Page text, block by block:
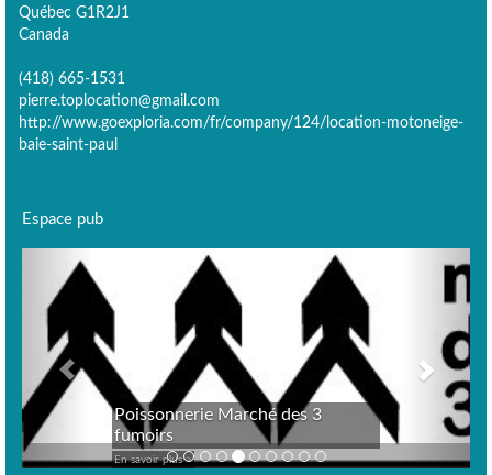
Québec G1R2J1
Canada
(418) 665-1531
pierre.toplocation@gmail.com
http://www.goexploria.com/fr/company/124/location-motoneige-
baie-saint-paul
Espace pub
Poissonnerie Marché des 3
fumoirs
En savoir plus >
Previous